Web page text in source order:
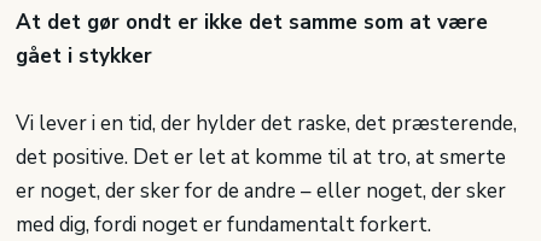
At det gør ondt er ikke det samme som at være
gået i stykker
Vi lever i en tid, der hylder det raske, det præsterende,
det positive. Det er let at komme til at tro, at smerte
er noget, der sker for de andre – eller noget, der sker
med dig, fordi noget er fundamentalt forkert.